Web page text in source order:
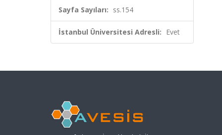
Sayfa Sayıları: ss.154
İstanbul Üniversitesi Adresli: Evet